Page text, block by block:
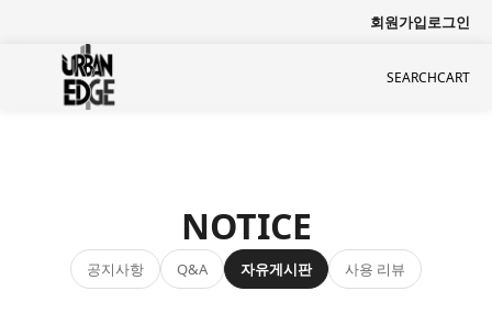
회원가입로그인
SEARCHCART
NOTICE
공지사항 Q&A 자유게시판 사용 리뷰